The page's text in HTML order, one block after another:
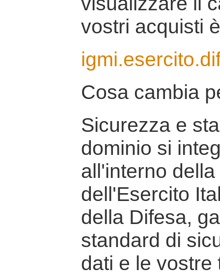
vostri acquisti
Cosa cambia
Sicurezza e
dominio si
all'interno
dell'Esercito
della Difesa,
standard di
dati e le vostre